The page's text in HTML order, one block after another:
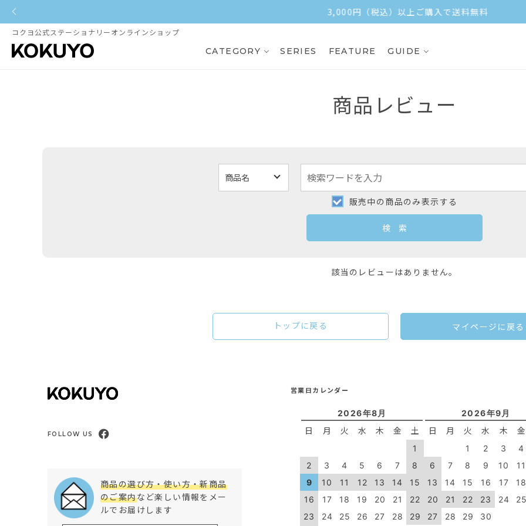
3,000円（税込）以上ご購入で送料無料
コクヨ公式ステーショナリーオンラインショップ
CATEGORY SERIES FEATURE GUIDE
商品レビュー
販売中の商品のみ表示する
該当のレビューはありません。
マイページに戻る
トップに戻る
FOLLOW US
商品の選び方・使い方・新商品
のご案内など楽しい情報をメー
ルでお届けします
営業日カレンダー
2026年8月
日 月 火 水 木 金 土
1
2
3 4 5 6 7
8
9
10 11 12 13 14
15
16
17 18 19 20 21
22
23
24 25 26 27 28 29
2026年9月
日 月 火 水 木 金
1 2 3
4
6
7 8 9 10
11
13
14 15 16 17
20
21 22 23 24
27
28 29 30